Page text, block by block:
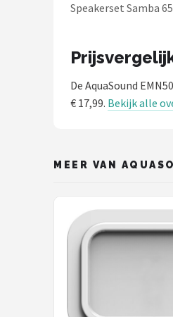
Speakerset Samba
De AquaSound
€ 17,99. Bekijk alle
MEER VAN